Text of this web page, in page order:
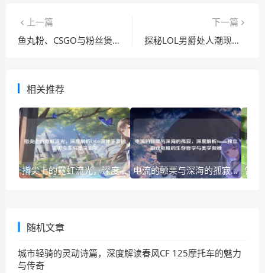
上一篇
鱼丸粉、CSGO与粉丝煲做法，生活里的奇妙融合
下一篇
探秘LOL男爵处人潮现象，游戏生态与玩家行为深度剖析
相关推荐
指尖上的霓虹流光，深度解析CSGO液体手套的前世今生与美学玄学 电流的颤栗与深海的孤寂，深度解析Steam独立游戏电鳗的生存哲学与美学救赎
随机文章
城市轻骑的灵动诗篇，深度解读春风CF 125摩托车的魅力
与传奇